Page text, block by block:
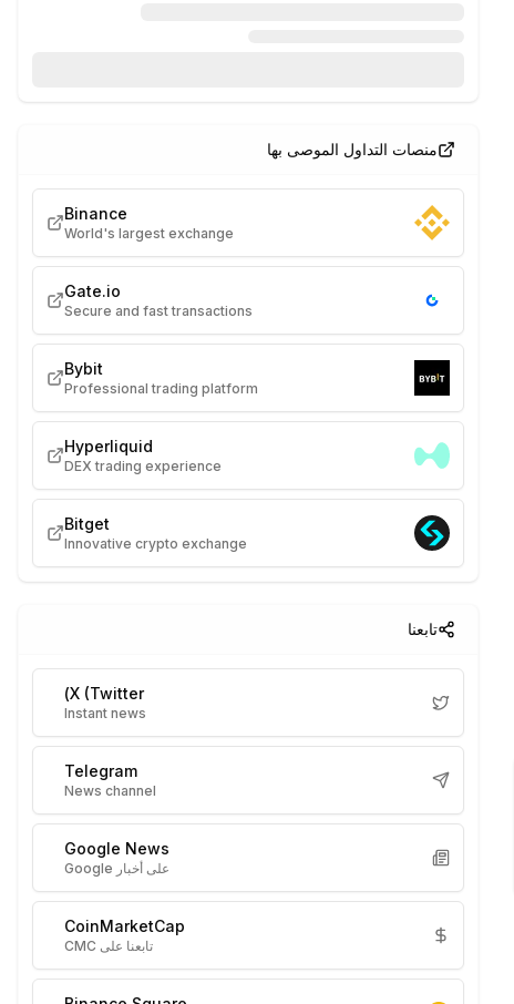
منصات التداول الموصى بها
Binance
World's largest exchange
Gate.io
Secure and fast transactions
Bybit
Professional trading platform
Hyperliquid
DEX trading experience
Bitget
Innovative crypto exchange
تابعنا
X (Twitter)
Instant news
Telegram
News channel
Google News
على أخبار Google
CoinMarketCap
تابعنا على CMC